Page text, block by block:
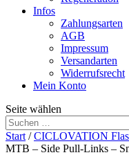
Infos
Zahlungsarten
AGB
Impressum
Versandarten
Widerrufsrecht
Mein Konto
Seite wählen
Start /CICLOVATION
MTB – Side Pull-Links –